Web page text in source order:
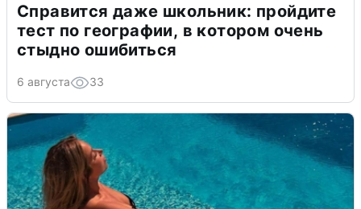
Справится даже школьник: пройдите
тест по географии, в котором очень
стыдно ошибиться
6 августа 33